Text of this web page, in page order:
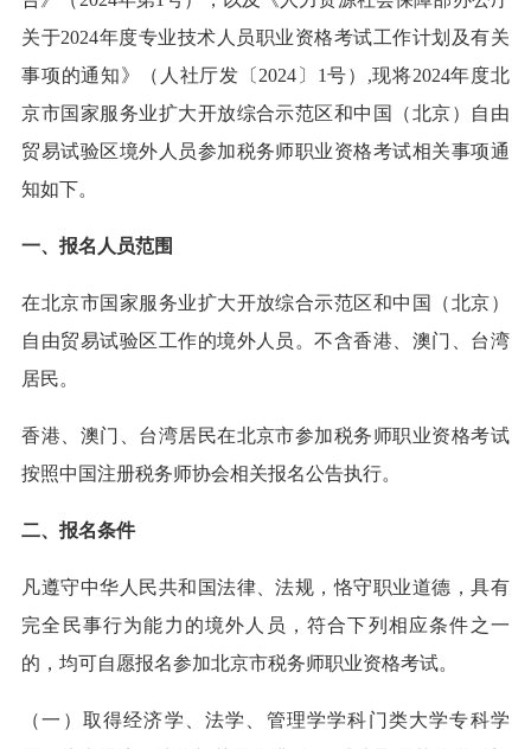
关于2024年度专业技术人员职业资格考试工作计划及有关
事项的通知》（人社厅发〔2024〕1号）,现将2024年度北
京市国家服务业扩大开放综合示范区和中国（北京）自由
贸易试验区境外人员参加税务师职业资格考试相关事项通
知如下。
一、报名人员范围
在北京市国家服务业扩大开放综合示范区和中国（北京）
自由贸易试验区工作的境外人员。不含香港、澳门、台湾
居民。
香港、澳门、台湾居民在北京市参加税务师职业资格考试
按照中国注册税务师协会相关报名公告执行。
二、报名条件
凡遵守中华人民共和国法律、法规，恪守职业道德，具有
完全民事行为能力的境外人员，符合下列相应条件之一
的，均可自愿报名参加北京市税务师职业资格考试。
（一）取得经济学、法学、管理学学科门类大学专科学